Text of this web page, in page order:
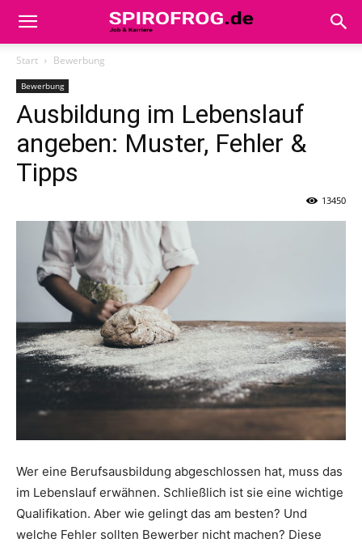
Start Bewerbung
Bewerbung
Ausbildung im Lebenslauf
angeben: Muster, Fehler &
Tipps
13450
Wer eine Berufsausbildung abgeschlossen hat, muss das
im Lebenslauf erwähnen. Schließlich ist sie eine wichtige
Qualifikation. Aber wie gelingt das am besten? Und
welche Fehler sollten Bewerber nicht machen? Diese